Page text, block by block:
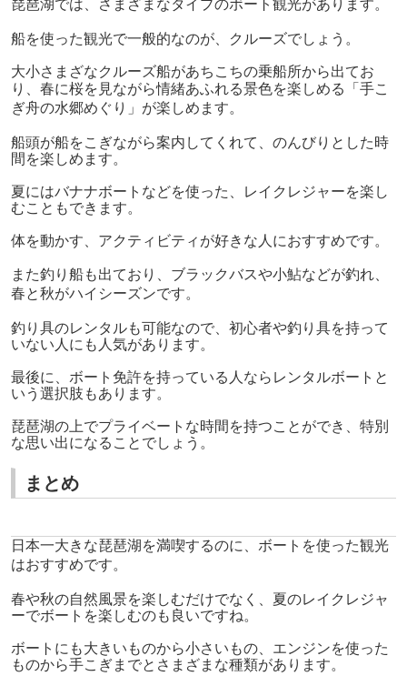
琵琶湖では、さまざまなタイプのボート観光があります。
船を使った観光で一般的なのが、クルーズでしょう。
大小さまざなクルーズ船があちこちの乗船所から出てお
り、 春に桜を見ながら情緒あふれる景色を楽しめる「手こ
ぎ舟の水郷めぐり」が楽しめます。
船頭が船をこぎながら案内してくれて、のんびりとした時
間を楽しめます。
夏にはバナナボートなどを使った、レイクレジャーを楽し
むこともできます。
体を動かす、アクティビティが好きな人におすすめです。
また釣り船も出ており、 ブラックバスや小鮎などが釣れ、
春と秋がハイシーズンです。
釣り具のレンタルも可能なので、初心者や釣り具を持って
いない人にも人気があります。
最後に、ボート免許を持っている人ならレンタルボートと
いう選択肢もあります。
琵琶湖の上でプライベートな時間を持つことができ、特別
な思い出になることでしょう。
まとめ
日本一大きな琵琶湖を満喫するのに、ボートを使った観光
はおすすめです。
春や秋の自然風景を楽しむだけでなく、夏のレイクレジャ
ーでボートを楽しむのも良いですね。
ボートにも大きいものから小さいもの、エンジンを使った
ものから手こぎまでとさまざまな種類があります。